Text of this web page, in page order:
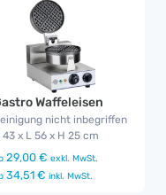
Waffeleisen
nicht inbegriffen
43 x L 56 x H 25 cm
29,00 € exkl. MwSt.
34,51 € inkl. MwSt.